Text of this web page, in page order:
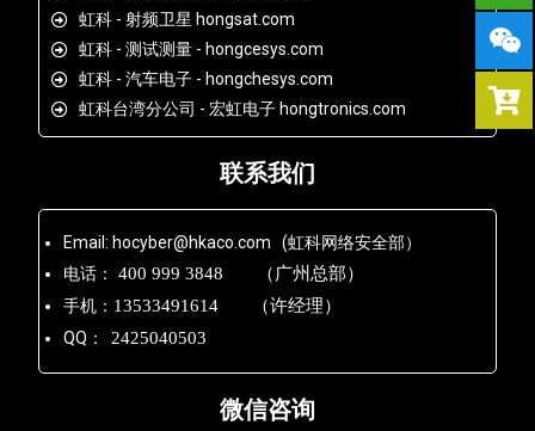
虹科 - 射频卫星 hongsat.com
虹科 - 测试测量 - hongcesys.com
虹科 - 汽车电子 - hongchesys.com
虹科台湾分公司 - 宏虹电子 hongtronics.com
联系我们
Email: hocyber@hkaco.com (虹科网络安全部）
电话：
400 999 3848 （广州总部）
手机： 13533491614 （许经理）
QQ： 2425040503
微信咨询